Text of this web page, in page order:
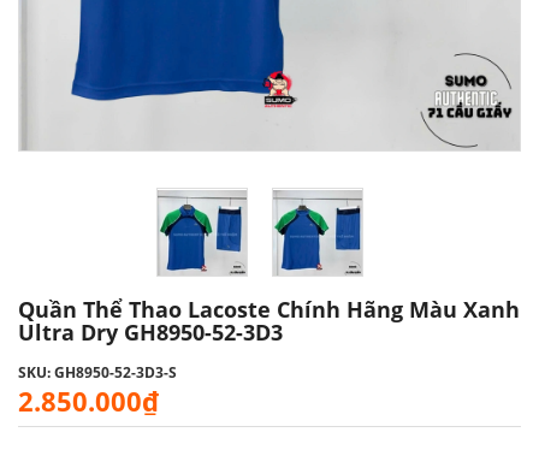
Quần Thể Thao Lacoste Chính Hãng Màu Xanh
Ultra Dry GH8950-52-3D3
SKU: GH8950-52-3D3-S
2.850.000₫